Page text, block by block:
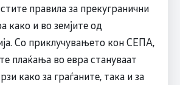
правила за прекугранични
како и во земјите од
Со приклучувањето кон СЕПА,
плаќања во евра стануваат
како за граѓаните, така и за